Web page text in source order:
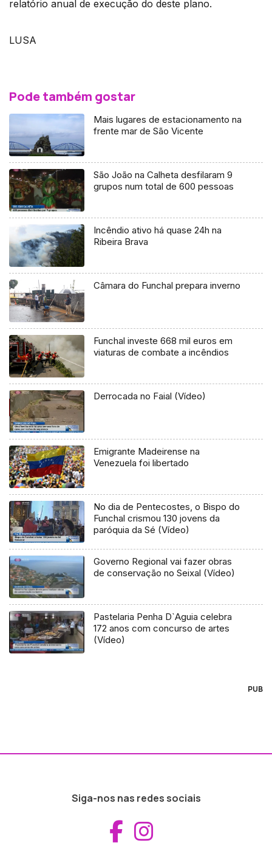
relatório anual de execução do deste plano.
LUSA
Pode também gostar
Mais lugares de estacionamento na
frente mar de São Vicente
São João na Calheta desfilaram 9
grupos num total de 600 pessoas
Incêndio ativo há quase 24h na
Ribeira Brava
Câmara do Funchal prepara inverno
Funchal investe 668 mil euros em
viaturas de combate a incêndios
Derrocada no Faial (Vídeo)
Emigrante Madeirense na
Venezuela foi libertado
No dia de Pentecostes, o Bispo do
Funchal crismou 130 jovens da
paróquia da Sé (Vídeo)
Governo Regional vai fazer obras
de conservação no Seixal (Vídeo)
Pastelaria Penha D`Aguia celebra
172 anos com concurso de artes
(Vídeo)
PUB
Siga-nos nas redes sociais
Aceder ao